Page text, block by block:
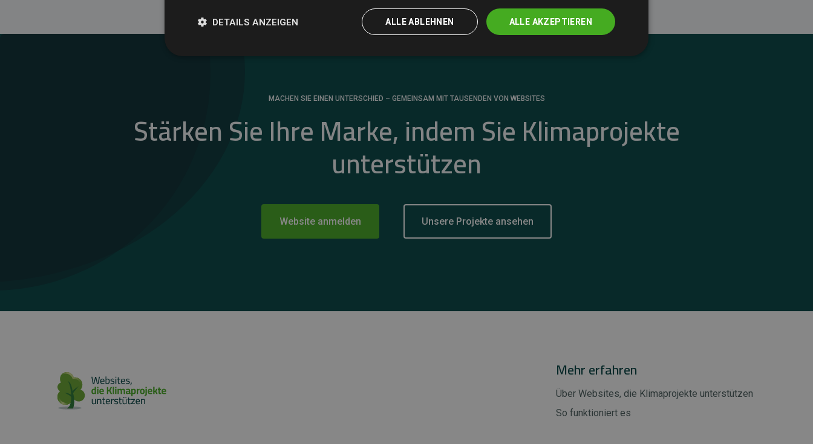
MACHEN SIE EINEN UNTERSCHIED – GEMEINSAM MIT TAUSENDEN VON WEBSITES
Stärken Sie Ihre Marke, indem Sie Klimaprojekte
unterstützen
Website anmelden Unsere Projekte ansehen
Mehr erfahren
Über Websites, die Klimaprojekte unterstützen
So funktioniert es
ALLE AKZEPTIEREN
ALLE ABLEHNEN
DETAILS ANZEIGEN